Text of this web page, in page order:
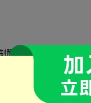
體重、改善血糖、血壓
纖維
。以全榖雜糧類
性建議每天吃到 4 份蔬